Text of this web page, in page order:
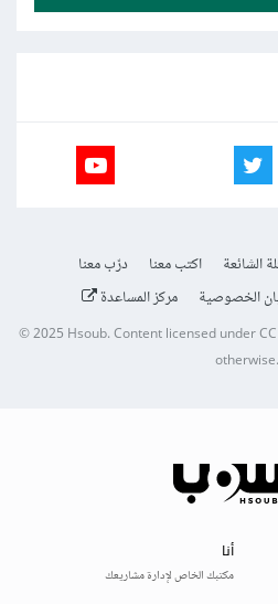
الشائعة اكتب معنا
درّب معنا
الخصوصية مركز المساعدة
© 2025Hsoub.Content licensed under
otherwise.